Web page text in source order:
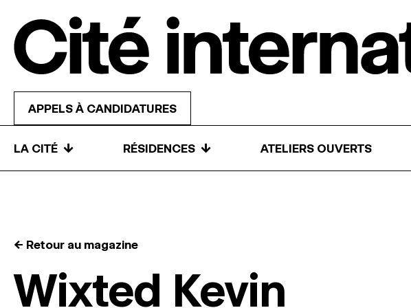
APPELS À CANDIDATURES
LA CITÉ ↓ RÉSIDENCES ↓ ATELIERS OUVERTS
← Retour au magazine
Wixted Kevin